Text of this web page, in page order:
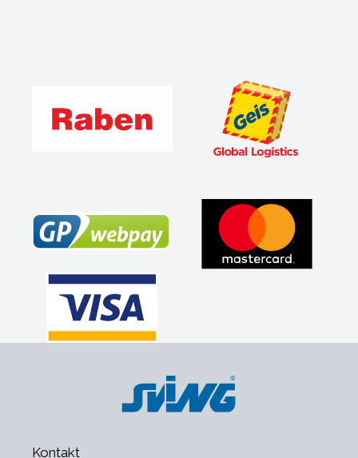
Kontakt